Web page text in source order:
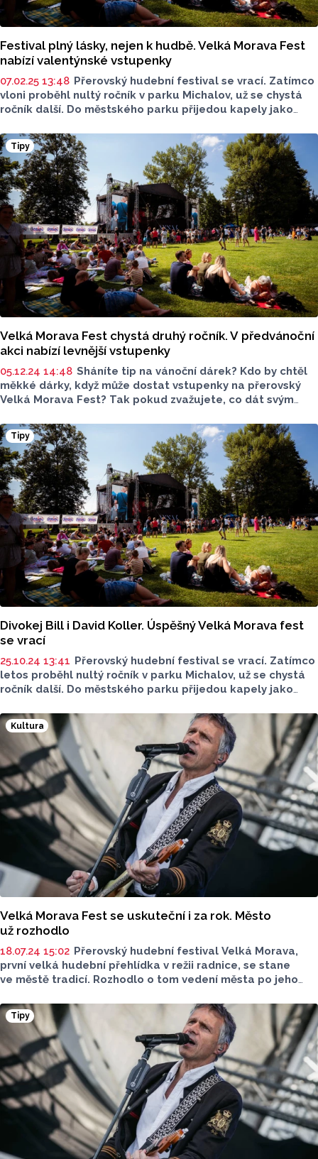
Festival plný lásky, nejen k hudbě. Velká Morava Fest
nabízí valentýnské vstupenky
07.02.25 13:48 Přerovský hudební festival se vrací. Zatímco
vloni proběhl nultý ročník v parku Michalov, už se chystá
ročník další. Do městského parku přijedou kapely jako
červenec.
Tipy
Velká Morava Fest chystá druhý ročník. V předvánoční
akci nabízí levnější vstupenky
05.12.24 14:48 Sháníte tip na vánoční dárek? Kdo by chtěl
měkké dárky, když může dostat vstupenky na přerovský
Velká Morava Fest? Tak pokud zvažujete, co dát svým
festival láká na hvězdná jména a výhodnou cenu lístku.
Tipy
Divokej Bill i David Koller. Úspěšný Velká Morava fest
se vrací
25.10.24 13:41 Přerovský hudební festival se vrací. Zatímco
letos proběhl nultý ročník v parku Michalov, už se chystá
ročník další. Do městského parku přijedou kapely jako
červenec.
Kultura
Velká Morava Fest se uskuteční i za rok. Město
už rozhodlo
18.07.24 15:02 Přerovský hudební festival Velká Morava,
první velká hudební přehlídka v režii radnice, se stane
ve městě tradicí. Rozhodlo o tom vedení města po jeho
v historickém parku Michalov a účastnilo se ho téměř
3 tisíce lidí. Náklady na festival vyšly na zhruba čtyři
miliony korun, část se vrátila ve vstupném. Další ročník
bude příští rok 12. července, řekli novinářům zástupci
města.
Tipy